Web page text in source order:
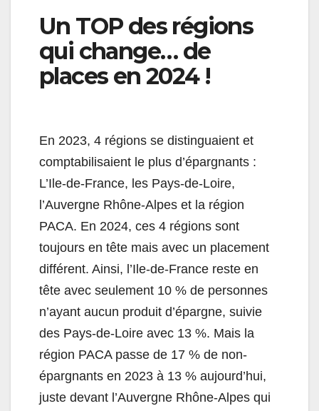
Un TOP des régions
qui change… de
places en 2024 !
En 2023, 4 régions se distinguaient et
comptabilisaient le plus d’épargnants :
L’Ile-de-France, les Pays-de-Loire,
l’Auvergne Rhône-Alpes et la région
PACA. En 2024, ces 4 régions sont
toujours en tête mais avec un placement
différent. Ainsi, l’Ile-de-France reste en
tête avec seulement 10 % de personnes
n’ayant aucun produit d’épargne, suivie
des Pays-de-Loire avec 13 %. Mais la
région PACA passe de 17 % de non-
épargnants en 2023 à 13 % aujourd’hui,
juste devant l’Auvergne Rhône-Alpes qui